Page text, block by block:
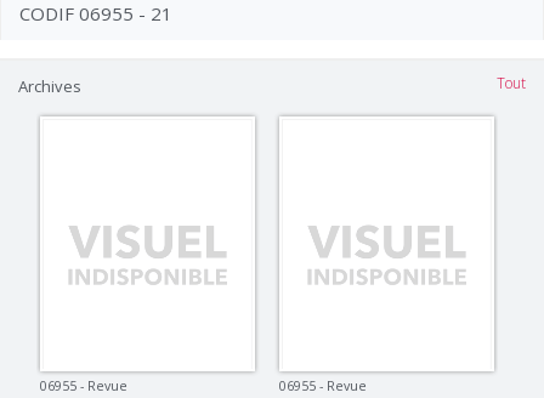
CODIF 06955 - 21
Archives Tout
06955 - Revue 06955 - Revue